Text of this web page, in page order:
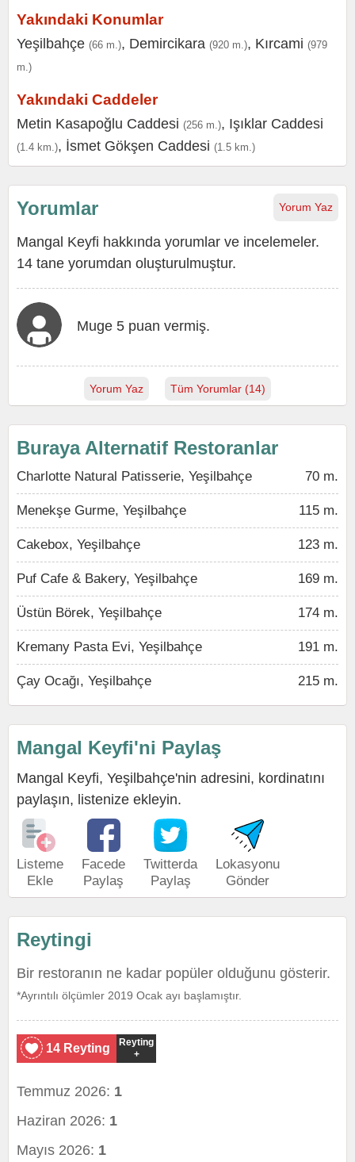
Yakındaki Konumlar
Yeşilbahçe (66 m.), Demircikara (920 m.), Kırcami (979
m.)
Yakındaki Caddeler
Metin Kasapoğlu Caddesi (256 m.), Işıklar Caddesi
(1.4 km.), İsmet Gökşen Caddesi (1.5 km.)
Yorum Yaz
Yorumlar
Mangal Keyfi hakkında yorumlar ve incelemeler.
14 tane yorumdan oluşturulmuştur.
Muge 5 puan vermiş.
Yorum Yaz Tüm Yorumlar (14)
Buraya Alternatif Restoranlar
Charlotte Natural Patisserie, Yeşilbahçe 70 m.
Menekşe Gurme, Yeşilbahçe 115 m.
Cakebox, Yeşilbahçe 123 m.
Puf Cafe & Bakery, Yeşilbahçe 169 m.
Üstün Börek, Yeşilbahçe 174 m.
Kremany Pasta Evi, Yeşilbahçe 191 m.
Çay Ocağı, Yeşilbahçe 215 m.
Mangal Keyfi'ni Paylaş
Mangal Keyfi, Yeşilbahçe'nin adresini, kordinatını
paylaşın, listenize ekleyin.
Listeme
Ekle
Facede
Paylaş
Twitterda
Paylaş
Lokasyonu
Gönder
Reytingi
Bir restoranın ne kadar popüler olduğunu gösterir.
*Ayrıntılı ölçümler 2019 Ocak ayı başlamıştır.
14 Reyting
Reyting
+
Temmuz 2026: 1
Haziran 2026: 1
Mayıs 2026: 1